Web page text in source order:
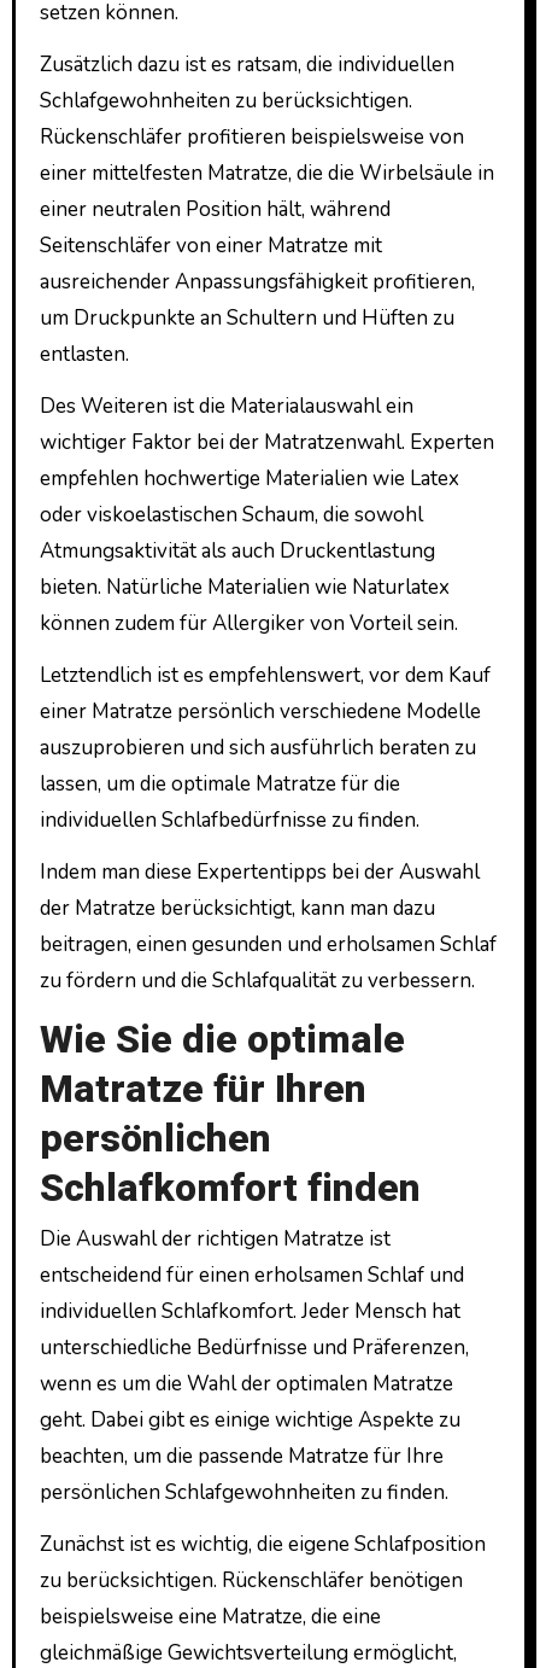
setzen können.
Zusätzlich dazu ist es ratsam, die individuellen
Schlafgewohnheiten zu berücksichtigen.
Rückenschläfer profitieren beispielsweise von
einer mittelfesten Matratze, die die Wirbelsäule in
einer neutralen Position hält, während
Seitenschläfer von einer Matratze mit
ausreichender Anpassungsfähigkeit profitieren,
um Druckpunkte an Schultern und Hüften zu
entlasten.
Des Weiteren ist die Materialauswahl ein
wichtiger Faktor bei der Matratzenwahl. Experten
empfehlen hochwertige Materialien wie Latex
oder viskoelastischen Schaum, die sowohl
Atmungsaktivität als auch Druckentlastung
bieten. Natürliche Materialien wie Naturlatex
können zudem für Allergiker von Vorteil sein.
Letztendlich ist es empfehlenswert, vor dem Kauf
einer Matratze persönlich verschiedene Modelle
auszuprobieren und sich ausführlich beraten zu
lassen, um die optimale Matratze für die
individuellen Schlafbedürfnisse zu finden.
Indem man diese Expertentipps bei der Auswahl
der Matratze berücksichtigt, kann man dazu
beitragen, einen gesunden und erholsamen Schlaf
zu fördern und die Schlafqualität zu verbessern.
Wie Sie die optimale
Matratze für Ihren
persönlichen
Schlafkomfort finden
Die Auswahl der richtigen Matratze ist
entscheidend für einen erholsamen Schlaf und
individuellen Schlafkomfort. Jeder Mensch hat
unterschiedliche Bedürfnisse und Präferenzen,
wenn es um die Wahl der optimalen Matratze
geht. Dabei gibt es einige wichtige Aspekte zu
beachten, um die passende Matratze für Ihre
persönlichen Schlafgewohnheiten zu finden.
Zunächst ist es wichtig, die eigene Schlafposition
zu berücksichtigen. Rückenschläfer benötigen
beispielsweise eine Matratze, die eine
gleichmäßige Gewichtsverteilung ermöglicht,